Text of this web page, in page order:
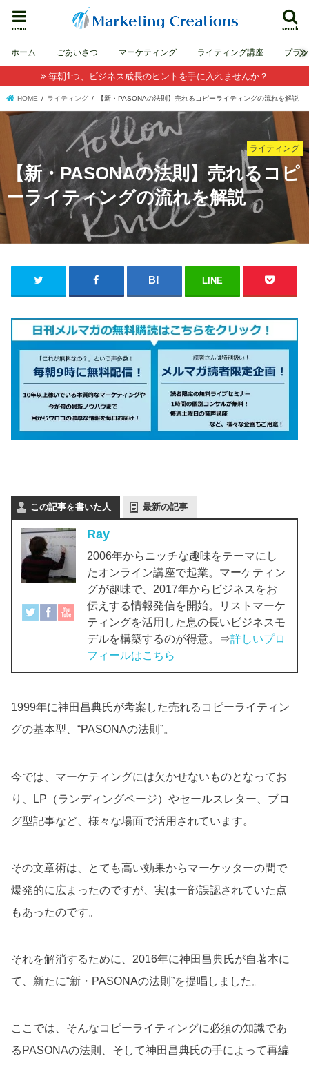
search
menu
ホーム ごあいさつ マーケティング ライティング講座 プラ
毎朝1つ、ビジネス成長のヒントを手に入れませんか？
HOME ライティング 【新・PASONAの法則】売れるコピーライティングの流れを解説
ライティング
【新・PASONAの法則】売れるコピ
ーライティングの流れを解説
LINE
この記事を書いた人 最新の記事
Ray
2006年からニッチな趣味をテーマにし
たオンライン講座で起業。マーケティン
グが趣味で、2017年からビジネスをお
伝えする情報発信を開始。リストマーケ
ティングを活用した息の長いビジネスモ
デルを構築するのが得意。⇒詳しいプロ
フィールはこちら
1999年に神田昌典氏が考案した売れるコピーライティン
グの基本型、“PASONAの法則”。
今では、マーケティングには欠かせないものとなってお
り、LP（ランディングページ）やセールスレター、ブロ
グ型記事など、様々な場面で活用されています。
その文章術は、とても高い効果からマーケッターの間で
爆発的に広まったのですが、実は一部誤認されていた点
もあったのです。
それを解消するために、2016年に神田昌典氏が自著本に
て、新たに“新・PASONAの法則”を提唱しました。
ここでは、そんなコピーライティングに必須の知識であ
るPASONAの法則、そして神田昌典氏の手によって再編